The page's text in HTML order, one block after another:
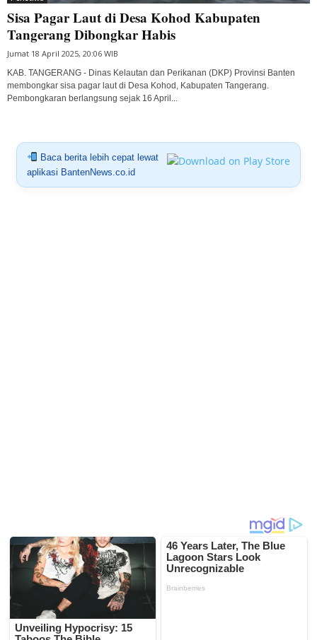
Sisa Pagar Laut di Desa Kohod Kabupaten
Tangerang Dibongkar Habis
Jumat 18 April 2025, 20:06 WIB
KAB. TANGERANG - Dinas Kelautan dan Perikanan (DKP) Provinsi Banten
membongkar sisa pagar laut di Desa Kohod, Kabupaten Tangerang.
Pembongkaran berlangsung sejak 16 April...
Baca berita lebih cepat lewat
aplikasi BantenNews.co.id